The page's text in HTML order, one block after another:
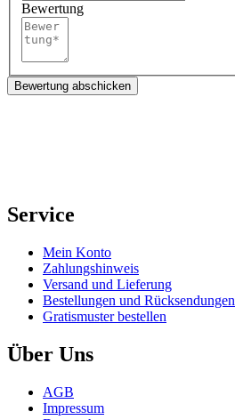
Bewertung
Bewertung abschicken
Service
Mein Konto
Zahlungshinweis
Versand und Lieferung
Bestellungen und Rücksendungen
Gratismuster bestellen
Über Uns
AGB
Impressum